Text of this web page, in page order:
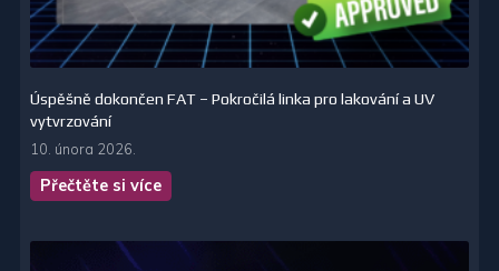
Úspěšně dokončen FAT – Pokročilá linka pro lakování a UV
vytvrzování
10. února 2026.
Přečtěte si více